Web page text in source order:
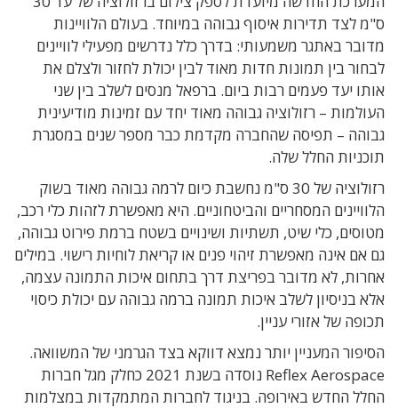
ס"מ לצד תדירות איסוף גבוהה במיוחד. בעולם הלוויינות
מדובר באתגר משמעותי: בדרך כלל נדרשים מפעילי לוויינים
לבחור בין תמונות חדות מאוד לבין יכולת לחזור ולצלם את
אותו יעד פעמים רבות ביום. ברפאל מנסים לשלב בין שני
העולמות – רזולוציה גבוהה מאוד יחד עם זמינות מודיעינית
גבוהה – תפיסה שהחברה מקדמת כבר מספר שנים במסגרת
תוכניות החלל שלה.
רזולוציה של 30 ס"מ נחשבת כיום לרמה גבוהה מאוד בשוק
הלוויינים המסחריים והביטחוניים. היא מאפשרת לזהות כלי רכב,
מטוסים, כלי שיט, תשתיות ושינויים בשטח ברמת פירוט גבוהה,
גם אם אינה מאפשרת זיהוי פנים או קריאת לוחיות רישוי. במילים
אחרות, לא מדובר בפריצת דרך בתחום איכות התמונה עצמה,
אלא בניסיון לשלב איכות תמונה ברמה גבוהה עם יכולת כיסוי
תכופה של אזורי עניין.
הסיפור המעניין יותר נמצא דווקא בצד הגרמני של המשוואה.
Reflex Aerospace נוסדה בשנת 2021 כחלק מגל חברות
החלל החדש באירופה. בניגוד לחברות המתמקדות במצלמות